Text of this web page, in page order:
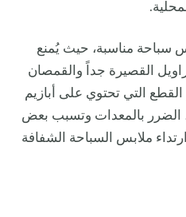
سباحة مناسبة، حيث يُمنع
القصيرة جداً والقمصان
التي تحتوي على أبازيم
الضرر بالمعدات وتسبب بعض
ارتداء ملابس السباحة الشفافة